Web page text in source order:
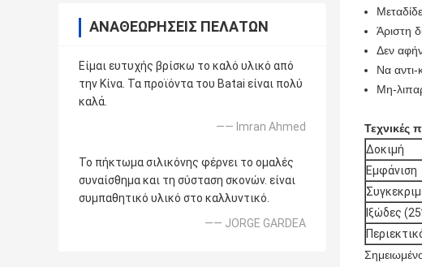
ΑΝΑΘΕΩΡΉΣΕΙΣ ΠΕΛΑΤΏΝ
Είμαι ευτυχής βρίσκω το καλό υλικό από
την Κίνα. Τα προϊόντα του Batai είναι πολύ
καλά.
—— Imran Ahmed
Το πήκτωμα σιλικόνης φέρνει το ομαλές
συναίσθημα και τη σύσταση σκονών. είναι
συμπαθητικό υλικό στο καλλυντικό.
—— JORGE GARDEA
Άριστη
Δεν
Να αντι-
Μη-
Τεχνικές
Δοκιμή
Εμφάνιση
Ιξώδες